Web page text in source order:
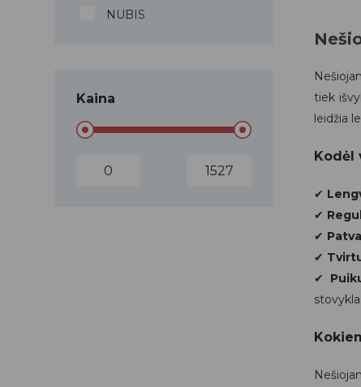
NUBIS
Kaina
tiek
leidžia
Kodėl
✔
✔
✔
✔
✔